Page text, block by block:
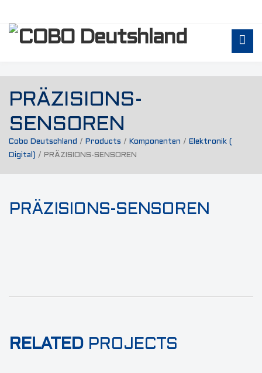
PRÄZISIONS-
SENSOREN
Cobo Deutschland / Products / Komponenten / Elektronik (
Digital) / PRÄZISIONS-SENSOREN
PRÄZISIONS-SENSOREN
RELATEDPROJECTS